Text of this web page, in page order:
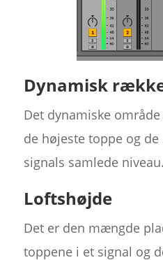
Dynamisk
Det dynamiske
de højeste toppe og
signals samlede niveau.
Loftshøjde
Det er den mængde
toppene i et signal og